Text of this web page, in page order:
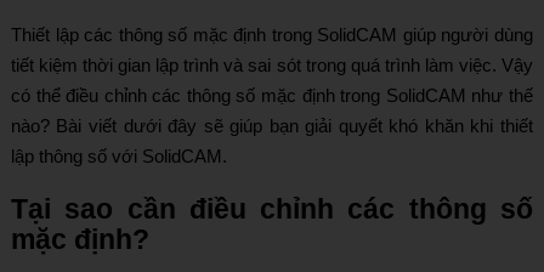
Thiết lập các thông số mặc định trong SolidCAM giúp người dùng
tiết kiệm thời gian lập trình và sai sót trong quá trình làm việc. Vậy
có thể điều chỉnh các thông số mặc định trong SolidCAM như thế
nào? Bài viết dưới đây sẽ giúp bạn giải quyết khó khăn khi thiết
lập thông số với SolidCAM.
Tại sao cần điều chỉnh các thông số
mặc định?